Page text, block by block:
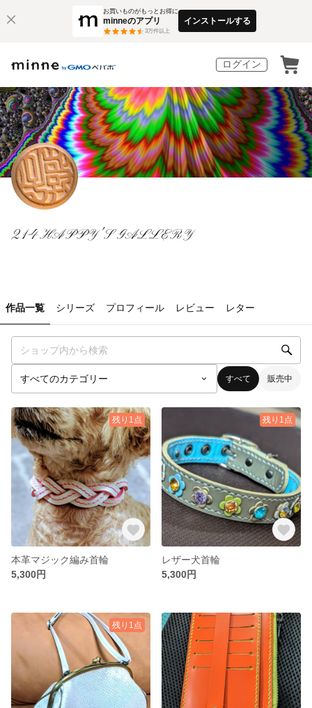
お買いものがもっとお得に
minneのアプリ
3万件以上
インストールする
ログイン
214HAPPY'S GALLERY
作品一覧 シリーズ プロフィール レビュー レター
すべて 販売中
残り1点
本革マジック編み首輪
5,300円
残り1点
レザー犬首輪
5,300円
残り1点